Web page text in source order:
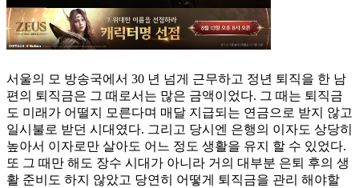
서울의 모 방송국에서 30 년 넘게 근무하고 정년 퇴직을 한 남
편의 퇴직금은 그 때로서는 많은 금액이었다. 그 때는 퇴직금
도 미래가 어떨지 모른다며 매달 지급되는 연금으로 받지 않고
일시불로 받던 시대였다. 그리고 당시엔 은행의 이자도 상당히
높아서 이자로만 살아도 어느 정도 생활을 유지 할 수 있었다.
또 그 때만 해도 장수 시대가 아니라 거의 대부분 은퇴 후의 생
활 준비도 하지 않았고 당연히 어떻게 퇴직금을 관리 해야할